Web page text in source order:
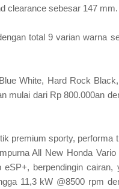
clearance sebesar 147 mm.
total 9 varian warna
White, Hard Rock
mulai dari Rp 800.000an
premium sporty, performa
All New Honda Vario
berpendingin cairan,
11,3 kW @8500 rpm